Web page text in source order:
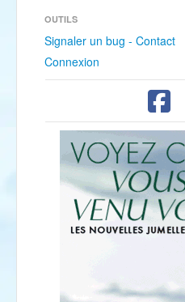
OUTILS
Signaler un bug - Contact
Connexion